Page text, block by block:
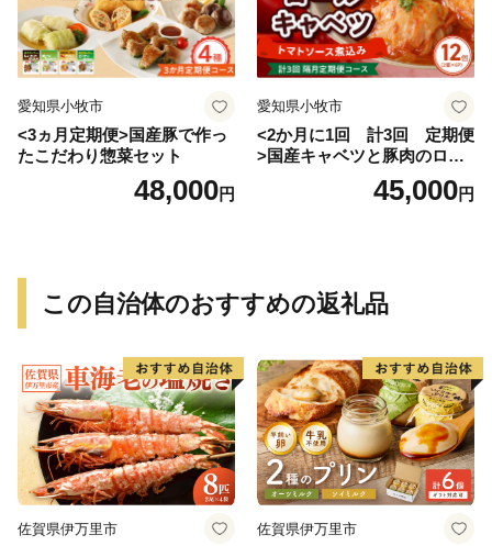
愛知県小牧市
<3ヵ月定期便>国産豚で作っ
たこだわり惣菜セット
48,000円
愛知県小牧市
<2か月に1回 計3回 定期便
>国産キャベツと豚肉のロー
ルキャベツ（6P入り）
45,000円
この自治体のおすすめの返礼品
佐賀県伊万里市 佐賀県伊万里市